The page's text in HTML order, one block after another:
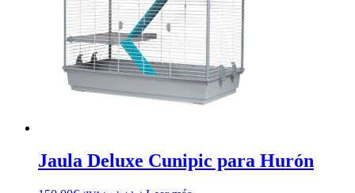
Jaula Deluxe Cunipic para Hurón